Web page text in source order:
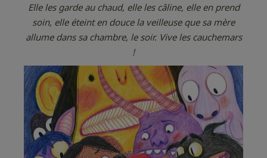
Elle les garde au chaud, elle les câline, elle en prend
soin, elle éteint en douce la veilleuse que sa mère
allume dans sa chambre, le soir. Vive les cauchemars
!